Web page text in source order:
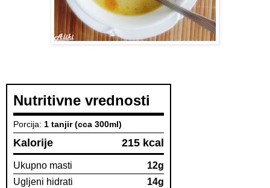
Nutritivne vrednosti
Porcija: 1 tanjir (cca 300ml)
Kalorije 215 kcal
Ukupno masti
12g
Ugljeni hidrati
14g